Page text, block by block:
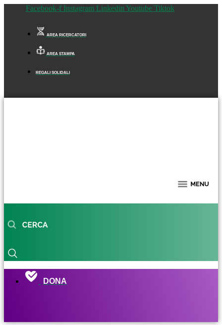
Facebook-f Instagram Linkedin Youtube Tiktok
AREA RICERCATORI
AREA STAMPA
REGALI SOLIDALI
DONA